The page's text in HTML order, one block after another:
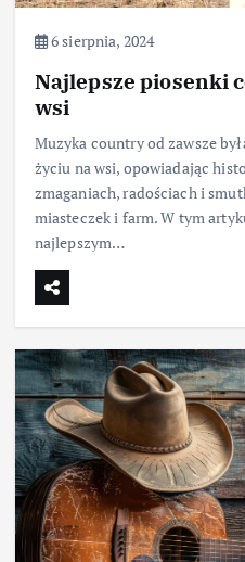
6 sierpnia, 2024
Najlepsze piosenki
wsi
Muzyka country od zawsze
życiu na wsi, opowiadając
zmaganiach, radościach i
miasteczek i farm. W tym
najlepszym…